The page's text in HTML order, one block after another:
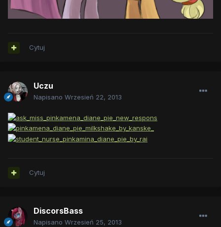
Cytuj
Uczu
Napisano Wrzesień 22, 2013
Cytuj
DiscorsBass
Napisano Wrzesień 25, 2013